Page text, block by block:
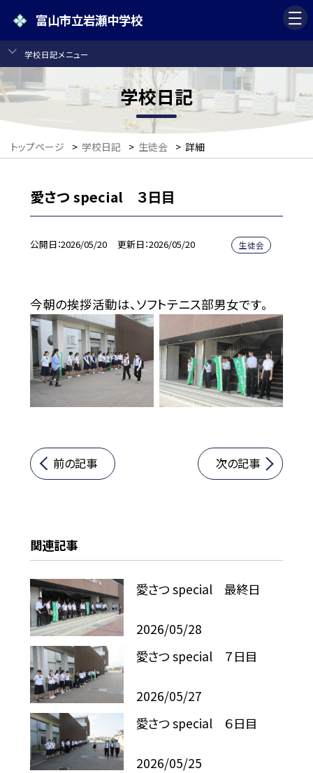
富山市立岩瀬中学校
学校日記メニュー
学校日記
トップページ > 学校日記 > 生徒会 > 詳細
愛さつ special ３日目
公開日 2026/05/20 更新日 2026/05/20 生徒会
今朝の挨拶活動は、ソフトテニス部男女です。
前の記事 次の記事
関連記事
愛さつ special 最終日
2026/05/28
愛さつ special ７日目
2026/05/27
愛さつ special ６日目
2026/05/25